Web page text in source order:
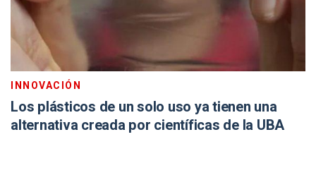
INNOVACIÓN
Los plásticos de un solo uso ya tienen una
alternativa creada por científicas de la UBA